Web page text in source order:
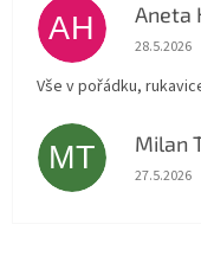
AH Aneta
28.5.2026
Vše v pořádku,
MT Milan
27.5.2026